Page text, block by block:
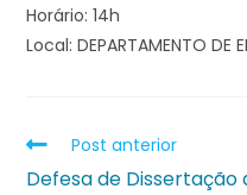
Horário: 14h
Local: DEPARTAMENTO DE
Post anterior
Defesa de